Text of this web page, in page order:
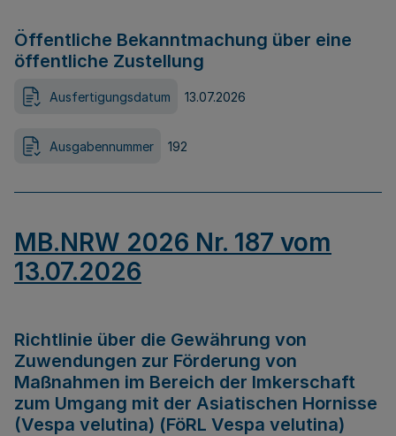
Öffentliche Bekanntmachung über eine
öffentliche Zustellung
Ausfertigungsdatum 13.07.2026
Ausgabennummer 192
MB.NRW 2026 Nr. 187 vom
13.07.2026
Richtlinie über die Gewährung von
Zuwendungen zur Förderung von
Maßnahmen im Bereich der Imkerschaft
zum Umgang mit der Asiatischen Hornisse
(Vespa velutina) (FöRL Vespa velutina)